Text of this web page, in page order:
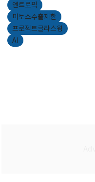
앤트로픽
미토스수출제한
프로젝트글라스윙
AI